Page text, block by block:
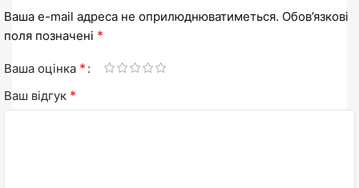
Ваша e-mail адреса не оприлюднюватиметься. Обов’язкові
поля позначені *
Ваша оцінка *
Ваш відгук *